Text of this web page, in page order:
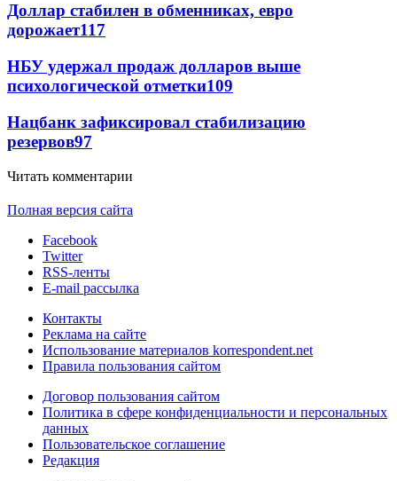
Доллар стабилен в обменниках, евро
дорожает117
НБУ удержал продаж долларов выше
психологической отметки109
Нацбанк зафиксировал стабилизацию
резервов97
Читать комментарии
Полная версия сайта
Facebook
Twitter
RSS-ленты
E-mail рассылка
Контакты
Реклама на сайте
Использование материалов korrespondent.net
Правила пользования сайтом
Договор пользования сайтом
Политика в сфере конфиденциальности и персональных
данных
Пользовательское соглашение
Редакция